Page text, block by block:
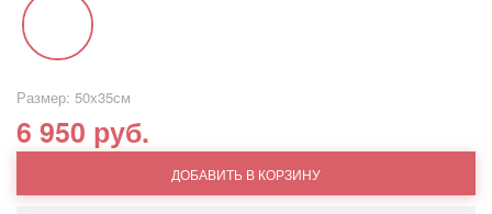
Размер: 50х35см
6 950 руб.
ДОБАВИТЬ В КОРЗИНУ